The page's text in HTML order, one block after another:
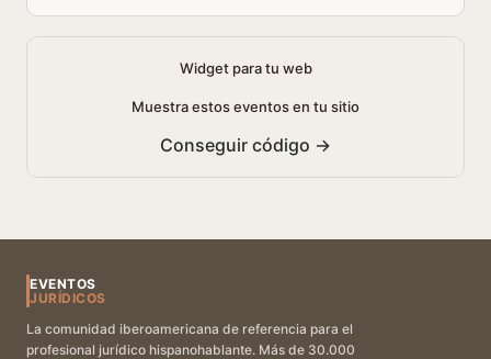
Widget para tu web
Muestra estos eventos en tu sitio
Conseguir código →
EVENTOS
JURÍDICOS
La comunidad iberoamericana de referencia para el
profesional jurídico hispanohablante. Más de 30.000